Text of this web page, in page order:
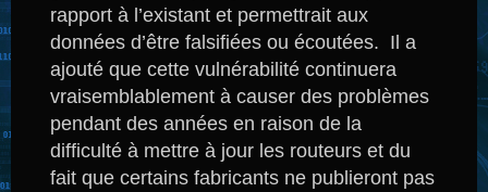
rapport à l’existant et permettrait aux
données d’être falsifiées ou écoutées. Il a
ajouté que cette vulnérabilité continuera
vraisemblablement à causer des problèmes
pendant des années en raison de la
difficulté à mettre à jour les routeurs et du
fait que certains fabricants ne publieront pas